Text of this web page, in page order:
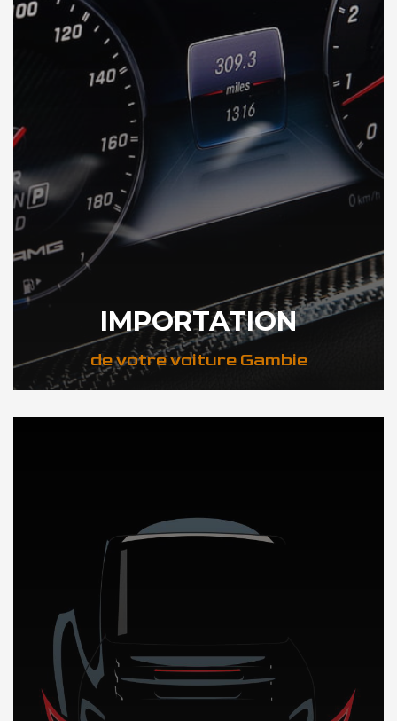
IMPORTATION
de votre voiture Gambie
DÉCOUVREZ NOTRE IMPORTATION AUTO en Gambie